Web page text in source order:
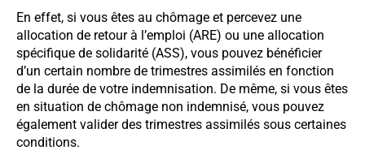
En effet, si vous êtes au chômage et percevez une
allocation de retour à l’emploi (ARE) ou une allocation
spécifique de solidarité (ASS), vous pouvez bénéficier
d’un certain nombre de trimestres assimilés en fonction
de la durée de votre indemnisation. De même, si vous êtes
en situation de chômage non indemnisé, vous pouvez
également valider des trimestres assimilés sous certaines
conditions.